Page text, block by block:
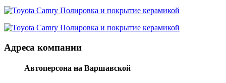
Адреса компании
Автоперсона на Варшавской